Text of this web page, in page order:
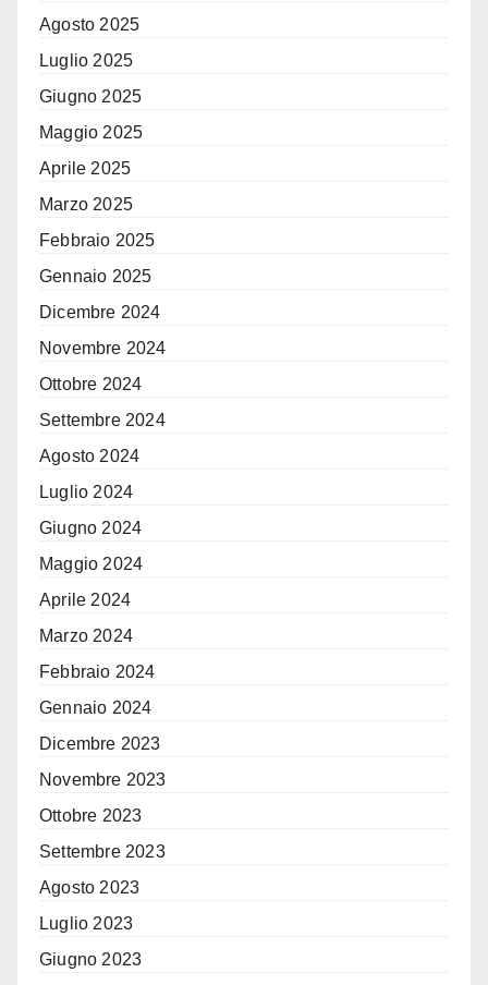
Agosto 2025
Luglio 2025
Giugno 2025
Maggio 2025
Aprile 2025
Marzo 2025
Febbraio 2025
Gennaio 2025
Dicembre 2024
Novembre 2024
Ottobre 2024
Settembre 2024
Agosto 2024
Luglio 2024
Giugno 2024
Maggio 2024
Aprile 2024
Marzo 2024
Febbraio 2024
Gennaio 2024
Dicembre 2023
Novembre 2023
Ottobre 2023
Settembre 2023
Agosto 2023
Luglio 2023
Giugno 2023